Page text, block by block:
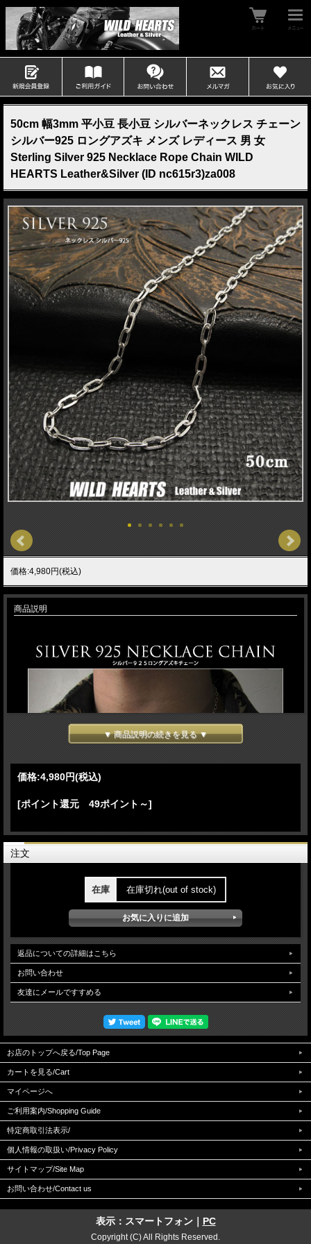
50cm 幅3mm 平小豆 長小豆 シルバーネックレス チェーン
シルバー925 ロングアズキ メンズ レディース 男 女
Sterling Silver 925 Necklace Rope Chain WILD
HEARTS Leather&Silver (ID nc615r3)za008
価格:4,980円(税込)
商品説明
▼ 商品説明の続きを見る ▼
価格:4,980円(税込)
[ポイント還元 49ポイント～]
注文
在庫 在庫切れ(out of stock)
返品についての詳細はこちら
お問い合わせ
友達にメールですすめる
お店のトップへ戻る/Top Page
カートを見る/Cart
マイページへ
ご利用案内/Shopping Guide
特定商取引法表示/
個人情報の取扱い/Privacy Policy
サイトマップ/Site Map
お問い合わせ/Contact us
表示：スマートフォン｜ PC
Copyright (C) All Rights Reserved.